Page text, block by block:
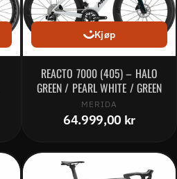
Kjøp
REACTO 7000 (405) – HALO
GREEN / PEARL WHITE / GREEN
MERIDA
64.999,00 kr